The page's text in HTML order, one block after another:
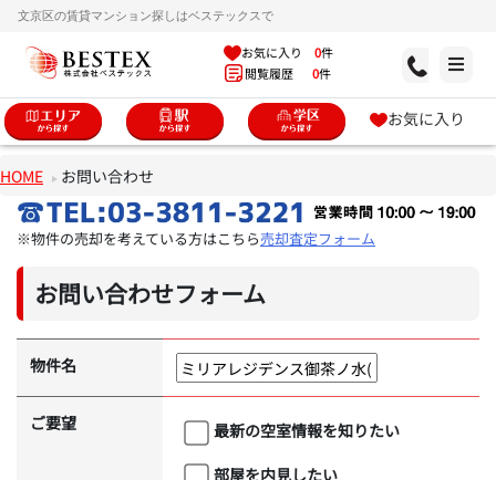
文京区の賃貸マンション探しはベステックスで
お気に入り 0件
閲覧履歴 0件
お気に入り
HOME お問い合わせ
※物件の売却を考えている方はこちら売却査定フォーム
お問い合わせフォーム
物件名
ご要望
最新の空室情報を知りたい
部屋を内見したい